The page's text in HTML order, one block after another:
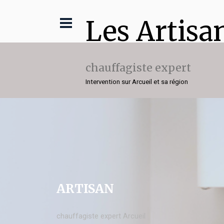
Les
chauffagiste expert
Intervention sur Arcueil et sa région
ARTISAN
chauffagiste expert Arcueil